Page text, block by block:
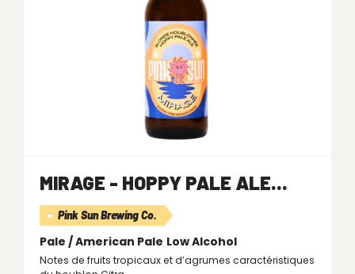
MIRAGE - HOPPY PALE ALE...
Pink Sun Brewing Co.
Pale / American Pale Low Alcohol
Notes de fruits tropicaux et d’agrumes caractéristiques